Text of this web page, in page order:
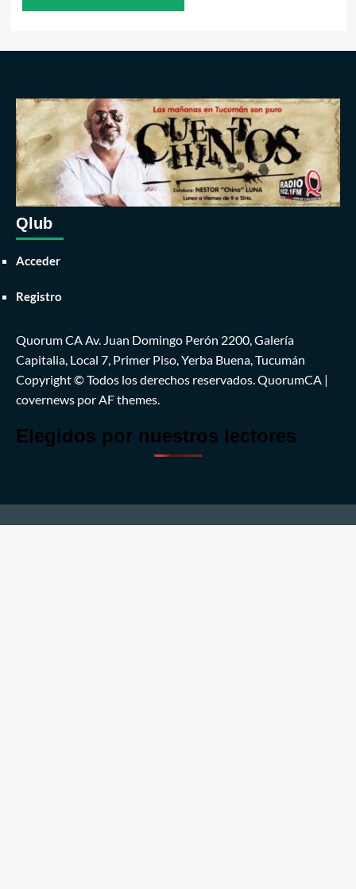
Qlub
Acceder
Registro
Quorum CA Av. Juan Domingo Perón 2200, Galería
Capitalia, Local 7, Primer Piso, Yerba Buena, Tucumán
Copyright © Todos los derechos reservados. QuorumCA |
covernews por AF themes.
Elegidos por nuestros lectores